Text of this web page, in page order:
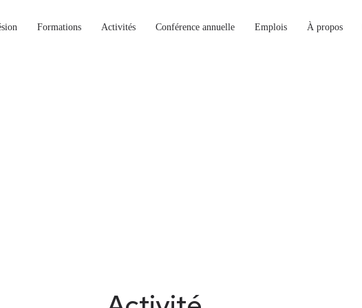
Formations Activités Conférence annuelle Emplois À propos